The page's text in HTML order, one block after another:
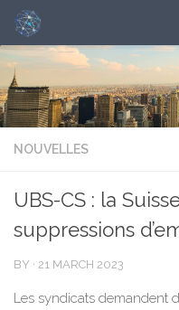
NOUVELLES
UBS-CS : la
suppressions
BY · 21 MARCH 2023
Les syndicats demandent